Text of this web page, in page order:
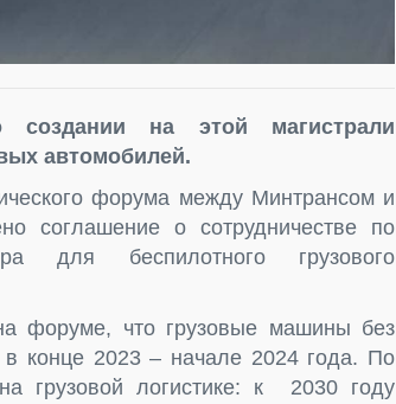
на этой магистрали
автомобилей.
форума между Минтрансом и
соглашение о сотрудничестве по
для беспилотного грузового
форуме, что грузовые машины без
конце 2023 – начале 2024 года. По
грузовой логистике: к 2030 году